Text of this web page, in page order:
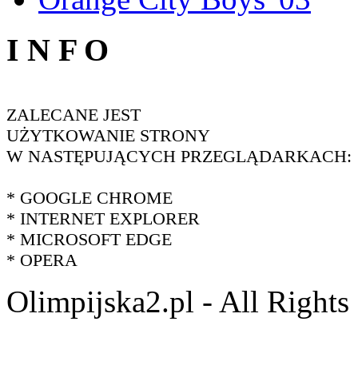
I N F O
ZALECANE JEST
UŻYTKOWANIE STRONY
W NASTĘPUJĄCYCH PRZEGLĄDARKACH:
* GOOGLE CHROME
* INTERNET EXPLORER
* MICROSOFT EDGE
* OPERA
Olimpijska2.pl - All Rights